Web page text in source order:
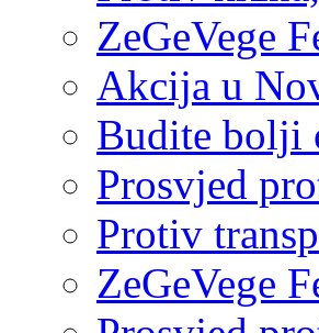
ZeGeVege
Akcija u
Budite bolji
Prosvjed
Protiv
ZeGeVege